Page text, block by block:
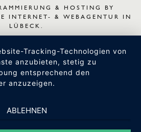
& HOSTING BY
INTERNET- & WEBAGENTUR IN
LÜBECK.
Tracking-Technologien von
anzubieten, stetig zu
entsprechend den
anzuzeigen.
ABLEHNEN